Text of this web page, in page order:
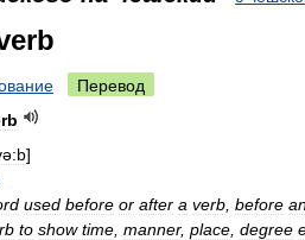
Перевод
]
used before or after a verb before
to show time manner, place degree